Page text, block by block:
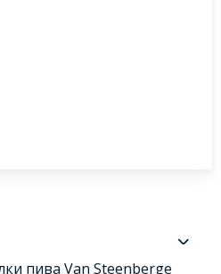
пива Van Steenberge